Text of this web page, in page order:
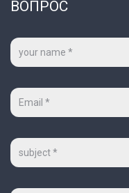
ВОПРОС
Ваше
имя
Ваш
mail
Тема